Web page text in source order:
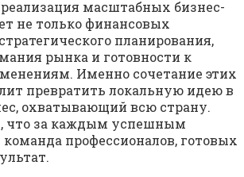
масштабных бизнес-
не только финансовых
планирования,
рынка и готовности к
Именно сочетание этих
превратить локальную идею в
охватывающий всю страну.
что за каждым успешным
профессионалов, готовых